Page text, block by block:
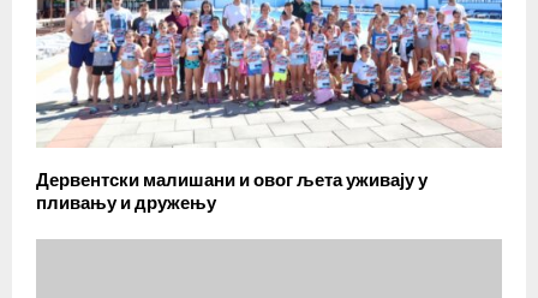
Дервентски малишани и овог љета уживају у
пливању и дружењу